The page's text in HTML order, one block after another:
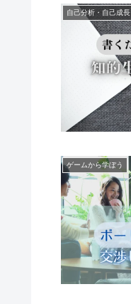
自己分析・自己成長
ゲームから学ぼう